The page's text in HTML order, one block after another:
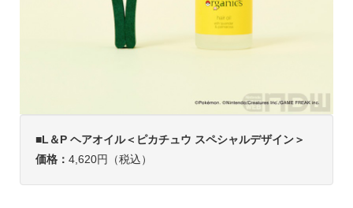
■L＆P ヘアオイル＜ピカチュウ スペシャルデザイン＞
価格： 4,620円（税込）